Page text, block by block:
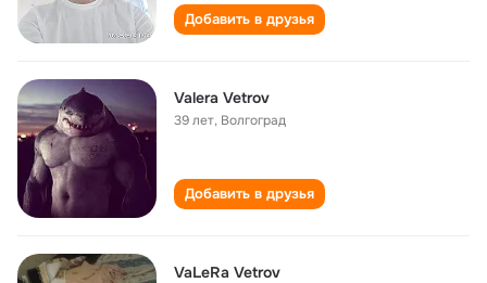
Добавить в друзья
Valera Vetrov
39 лет, Волгоград
Добавить в друзья
VaLeRa Vetrov